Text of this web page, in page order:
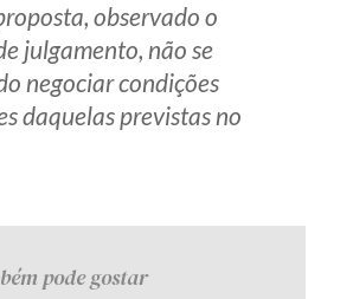
/PR CEP80240-000
(41) 2109-8666
(41) 98881-6616
observado o
julgamento, não se
negociar condições
daquelas previstas no
pode gostar